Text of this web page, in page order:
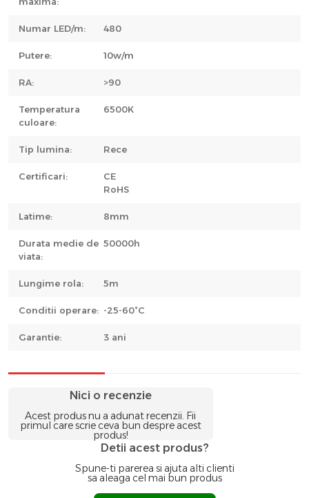
Numar LED/m: 480
Putere: 10w/m
RA: >90
Temperatura
culoare:
6500K
Tip lumina: Rece
Certificari:
CE
RoHS
Latime: 8mm
Durata medie de
viata:
50000h
Lungime rola: 5m
Conditii operare: -25-60°C
Garantie: 3 ani
Nici o recenzie
Acest produs nu a adunat recenzii. Fii
primul care scrie ceva bun despre acest
produs!
Detii acest produs?
Spune-ti parerea si ajuta alti clienti
sa aleaga cel mai bun produs